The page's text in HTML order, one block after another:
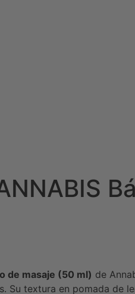
de masaje (50 ml) de
Su textura en pomada de